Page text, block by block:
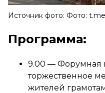
Источник фото: Фото:
Программа:
9.00 —
торжественное
жителей